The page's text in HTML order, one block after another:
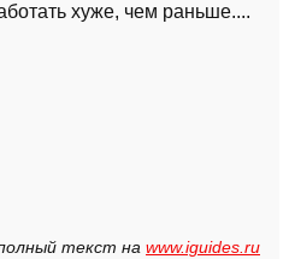
хуже, чем раньше....
текст на www.iguides.ru